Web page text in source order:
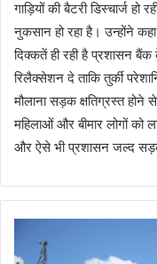
गाड़ियों की बैटरी डिस्चार्ज हो
नुकसान हो रहा है। उन्होंने
दिक्कतें ही रही है प्रशासन बैंक
रिलैक्सेशन दे ताकि तुर्की
मौलाना सड़क क्षतिग्रस्त
महिलाओं और बीमार लोगों
और ऐसे भी प्रशासन जल्द